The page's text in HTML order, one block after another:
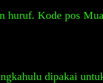
huruf. Kode pos
dipakai